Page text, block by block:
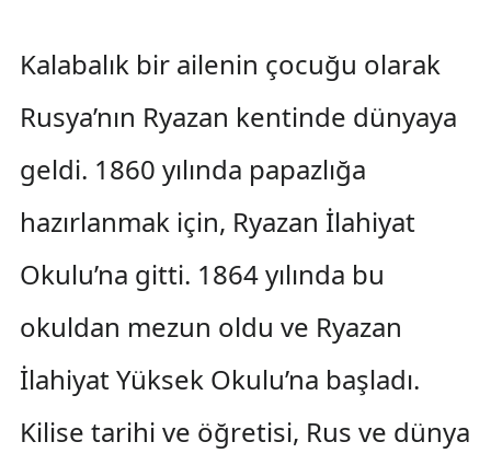
Kalabalık bir ailenin çocuğu olarak
Rusya’nın Ryazan kentinde dünyaya
geldi. 1860 yılında papazlığa
hazırlanmak için, Ryazan İlahiyat
Okulu’na gitti. 1864 yılında bu
okuldan mezun oldu ve Ryazan
İlahiyat Yüksek Okulu’na başladı.
Kilise tarihi ve öğretisi, Rus ve dünya